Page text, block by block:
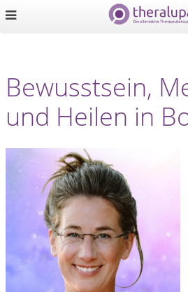
Bewusstsein,
und Heilen in